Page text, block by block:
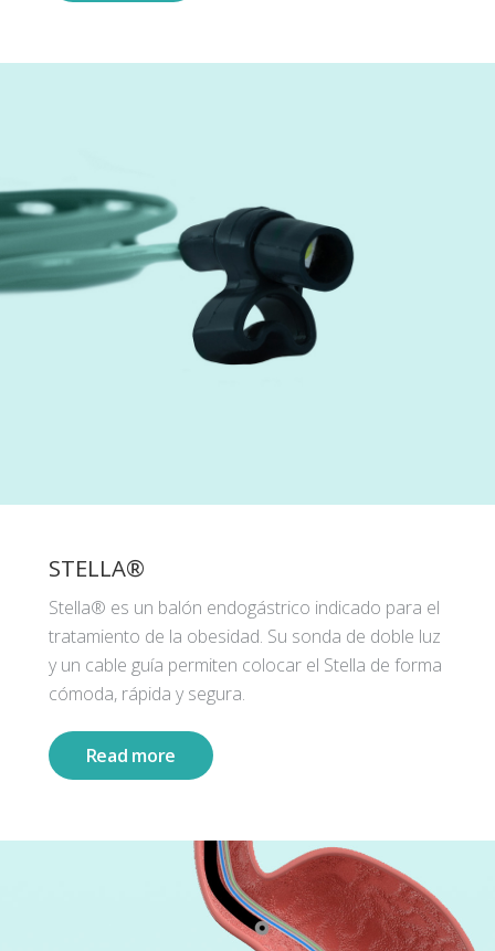
STELLA®
Stella® es un balón endogástrico indicado para el
tratamiento de la obesidad. Su sonda de doble luz
y un cable guía permiten colocar el Stella de forma
cómoda, rápida y segura.
Read more